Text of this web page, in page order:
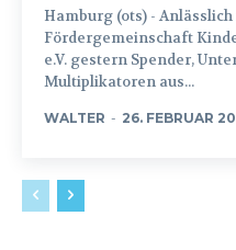
Hamburg (ots) - Anlässlich ihres 50. Jubiläums lud die
Fördergemeinschaft
e.V. gestern Spender,
Multiplikatoren aus...
WALTER - 26. FEBRUAR